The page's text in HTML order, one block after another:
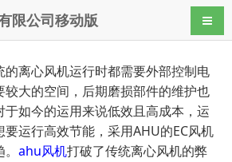
限公司移动版 导航
离心风机运行时都需要外部控制电
较大的空间，后期磨损部件的维护也
于如今的运用来说低效且高成本，运
运行高效节能，采用AHU的EC风机
ahu风机打破了传统离心风机的弊